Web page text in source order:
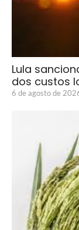
Lula
dos custos
6 de agosto de